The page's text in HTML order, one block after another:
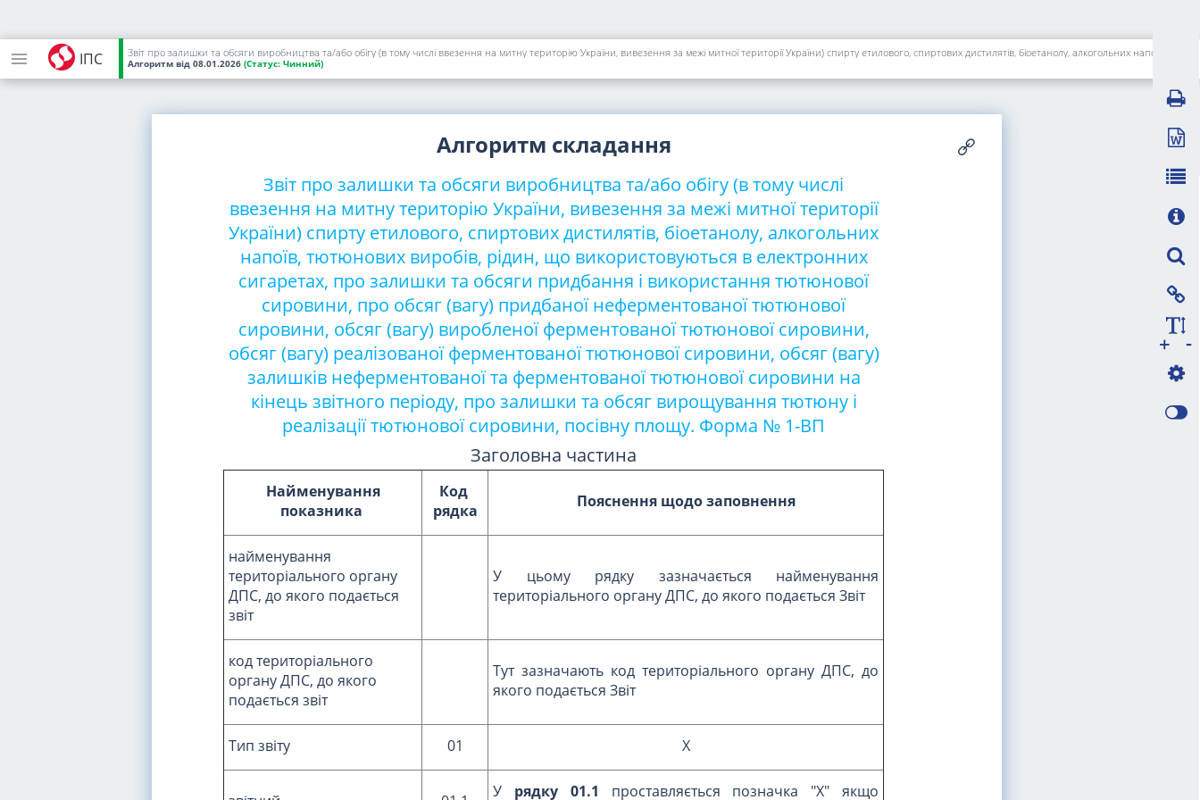
ІПС Алгоритм від 08.01.2026 (Статус: Чинний)
Алгоритм складання
Звіт про залишки та обсяги виробництва та/або обігу (в тому числі
ввезення на митну територію України, вивезення за межі митної території
України) спирту етилового, спиртових дистилятів, біоетанолу, алкогольних
напоїв, тютюнових виробів, рідин, що використовуються в електронних
сигаретах, про залишки та обсяги придбання і використання тютюнової
сировини, про обсяг (вагу) придбаної неферментованої тютюнової
сировини, обсяг (вагу) виробленої ферментованої тютюнової сировини,
обсяг (вагу) реалізованої ферментованої тютюнової сировини, обсяг (вагу)
залишків неферментованої та ферментованої тютюнової сировини на
кінець звітного періоду, про залишки та обсяг вирощування тютюну і
реалізації тютюнової сировини, посівну площу. Форма № 1-ВП
Заголовна частина
Найменування
показника
Код
рядка
Пояснення щодо заповнення
найменування
територіального органу
ДПС, до якого подається
звіт
У цьому рядку зазначається найменування
територіального органу ДПС, до якого подається Звіт
код територіального
органу ДПС, до якого
подається звіт
Тут зазначають код територіального органу ДПС, до
якого подається Звіт
Тип звіту 01 X
У рядку 01.1 проставляється позначка "Х" якщо
-
+